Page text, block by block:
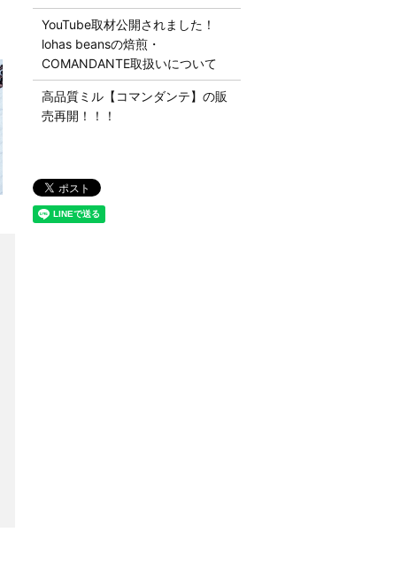
YouTube取材公開されました！
lohas beansの焙煎・
COMANDANTE取扱いについて
高品質ミル【コマンダンテ】の販
売再開！！！